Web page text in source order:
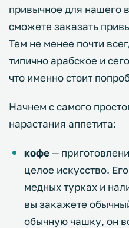
привычное для нашего
сможете заказать
Тем не менее почти
типично арабское и
что именно стоит
Начнем с самого
нарастания аппетита:
кофе—
целое искусство.
медных турках и
вы закажете
обычную чашку, он